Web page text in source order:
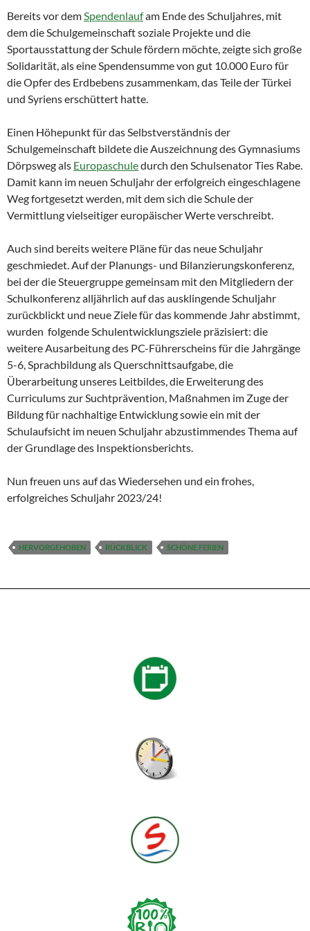
Bereits vor demSpendenlaufam Ende des Schuljahres, mit
dem die Schulgemeinschaft soziale Projekte und die
Sportausstattung der Schule fördern möchte, zeigte sich große
Solidarität, als eine Spendensumme von gut 10.000 Euro für
die Opfer des Erdbebens zusammenkam, das Teile der Türkei
und Syriens erschüttert hatte.
Einen Höhepunkt für das Selbstverständnis der
Schulgemeinschaft bildete die Auszeichnung des Gymnasiums
Dörpsweg als Europaschuledurch den Schulsenator Ties Rabe.
Damit kann im neuen Schuljahr der erfolgreich eingeschlagene
Weg fortgesetzt werden, mit dem sich die Schule der
Vermittlung vielseitiger europäischer Werte verschreibt.
Auch sind bereits weitere Pläne für das neue Schuljahr
geschmiedet. Auf der Planungs- und Bilanzierungskonferenz,
bei der die Steuergruppe gemeinsam mit den Mitgliedern der
Schulkonferenz alljährlich auf das ausklingende Schuljahr
zurückblickt und neue Ziele für das kommende Jahr abstimmt,
wurden folgende Schulentwicklungsziele präzisiert: die
weitere Ausarbeitung des PC-Führerscheins für die Jahrgänge
5-6, Sprachbildung als Querschnittsaufgabe, die
Überarbeitung unseres Leitbildes, die Erweiterung des
Curriculums zur Suchtprävention, Maßnahmen im Zuge der
Bildung für nachhaltige Entwicklung sowie ein mit der
Schulaufsicht im neuen Schuljahr abzustimmendes Thema auf
der Grundlage des Inspektionsberichts.
Nun freuen uns auf das Wiedersehen und ein frohes,
erfolgreiches Schuljahr 2023/24!
HERVORGEHOBEN RÜCKBLICK SCHÖNE FERIEN